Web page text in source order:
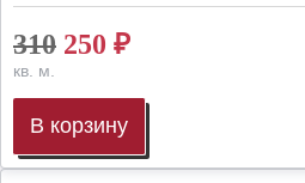
310 250 ₽
кв. м.
В корзину